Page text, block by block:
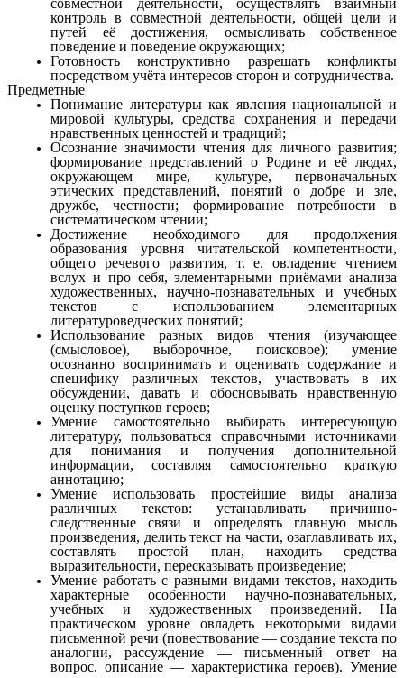
совместной деятельности, осуществлять взаимный
контроль в совместной деятельности, общей цели и
путей её достижения, осмысливать собственное
поведение и поведение окружающих;
Готовность конструктивно разрешать конфликты
посредством учёта интересов сторон и сотрудничества.
Предметные
Понимание литературы как явления национальной и
мировой культуры, средства сохранения и передачи
нравственных ценностей и традиций;
Осознание значимости чтения для личного развития;
формирование представлений о Родине и её людях,
окружающем мире, культуре, первоначальных
этических представлений, понятий о добре и зле,
дружбе, честности; формирование потребности в
систематическом чтении;
Достижение необходимого для продолжения
образования уровня читательской компетентности,
общего речевого развития, т. е. овладение чтением
вслух и про себя, элементарными приёмами анализа
художественных, научно-познавательных и учебных
текстов с использованием элементарных
литературоведческих понятий;
Использование разных видов чтения (изучающее
(смысловое), выборочное, поисковое); умение
осознанно воспринимать и оценивать содержание и
специфику различных текстов, участвовать в их
обсуждении, давать и обосновывать нравственную
оценку поступков героев;
Умение самостоятельно выбирать интересующую
литературу, пользоваться справочными источниками
для понимания и получения дополнительной
информации, составляя самостоятельно краткую
аннотацию;
Умение использовать простейшие виды анализа
различных текстов: устанавливать причинно-
следственные связи и определять главную мысль
произведения, делить текст на части, озаглавливать их,
составлять простой план, находить средства
выразительности, пересказывать произведение;
Умение работать с разными видами текстов, находить
характерные особенности научно-познавательных,
учебных и художественных произведений. На
практическом уровне овладеть некоторыми видами
письменной речи (повествование — создание текста по
аналогии, рассуждение — письменный ответ на
вопрос, описание — характеристика героев). Умение